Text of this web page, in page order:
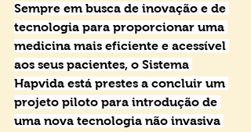
Sempre em busca de inovação e de
tecnologia para proporcionar uma
medicina mais eficiente e acessível
aos seus pacientes, o Sistema
Hapvida está prestes a concluir um
projeto piloto para introdução de
uma nova tecnologia não invasiva